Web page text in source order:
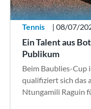
Tennis | 08/07/
Ein Talent aus
Publikum
Beim Baublies-Cup
qualifiziert sich das
Ntungamili Raguin